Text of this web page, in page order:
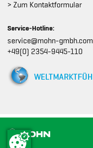
> Zum Kontaktformular
Service-Hotline:
service@mohn-gmbh.com
+49(0) 2354-9445-110